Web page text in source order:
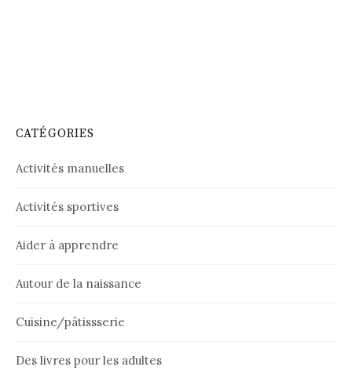
CATÉGORIES
Activités manuelles
Activités sportives
Aider à apprendre
Autour de la naissance
Cuisine/pâtissserie
Des livres pour les adultes